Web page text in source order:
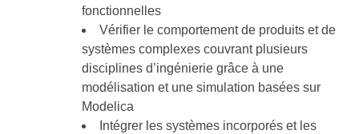
fonctionnelles
Vérifier le comportement de produits et de
systèmes complexes couvrant plusieurs
disciplines d’ingénierie grâce à une
modélisation et une simulation basées sur
Modelica
Intégrer les systèmes incorporés et les